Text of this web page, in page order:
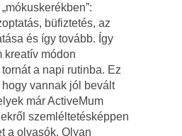
„mókuskerékben”:
büfiztetés, az
és így tovább. Így
kreatív módon
a napi rutinba. Ez
vannak jól bevált
már ActiveMum
szemléltetésképpen
a olvasók. Olyan